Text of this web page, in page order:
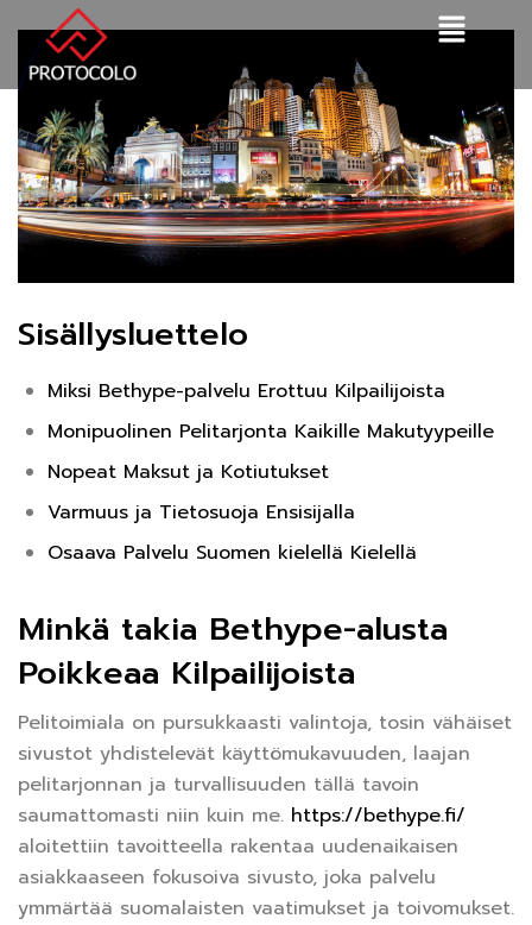
Sisällysluettelo
Miksi Bethype-palvelu Erottuu Kilpailijoista
Monipuolinen Pelitarjonta Kaikille Makutyypeille
Nopeat Maksut ja Kotiutukset
Varmuus ja Tietosuoja Ensisijalla
Osaava Palvelu Suomen kielellä Kielellä
Minkä takia Bethype-alusta
Poikkeaa Kilpailijoista
Pelitoimiala on pursukkaasti valintoja, tosin vähäiset
sivustot yhdistelevät käyttömukavuuden, laajan
pelitarjonnan ja turvallisuuden tällä tavoin
saumattomasti niin kuin me. https://bethype.fi/
aloitettiin tavoitteella rakentaa uudenaikaisen
asiakkaaseen fokusoiva sivusto, joka palvelu
ymmärtää suomalaisten vaatimukset ja toivomukset.